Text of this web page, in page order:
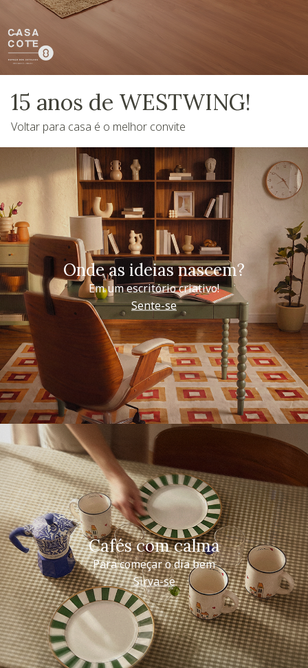
15 anos de WESTWING!
Voltar para casa é o melhor convite
Onde as ideias nascem?
Em um escritório criativo!
Sente-se
Cafés com calma
Para começar o dia bem
Sirva-se